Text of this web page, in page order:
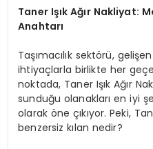
Taner Işık Ağır Nakliyat:
Anahtarı
Taşımacılık sektörü,
ihtiyaçlarla birlikte her
noktada, Taner Işık Ağır
sunduğu olanakları en iyi
olarak öne çıkıyor. Peki,
benzersiz kılan nedir?